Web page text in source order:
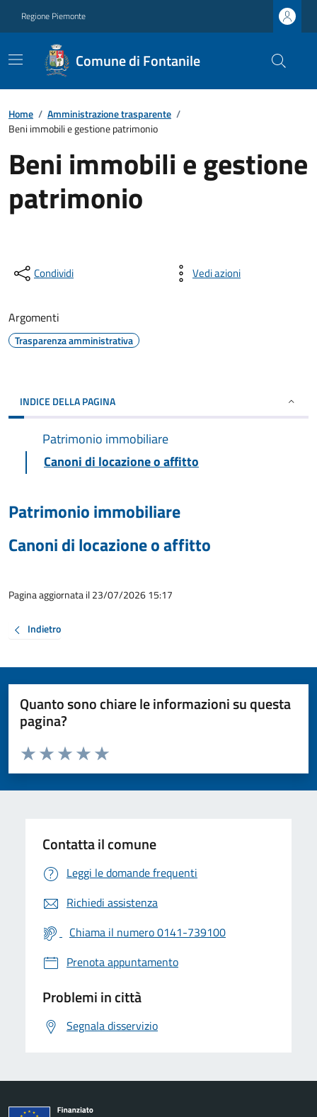
Regione Piemonte
Comune di Fontanile
Home / Amministrazione trasparente /
Beni immobili e gestione patrimonio
Beni immobili e gestione
patrimonio
Condividi Vedi azioni
Argomenti
Trasparenza amministrativa
INDICE DELLA PAGINA
Patrimonio immobiliare
Canoni di locazione o affitto
Patrimonio immobiliare
Canoni di locazione o affitto
Pagina aggiornata il 23/07/2026 15:17
Indietro
Quanto sono chiare le informazioni su questa
pagina?
Valuta da 1 a 5 stelle la pagina
Valuta 5 stelle su 5
Valuta 4 stelle su 5
Valuta 3 stelle su 5
Valuta 2 stelle su 5
Valuta 1 stelle su 5
Contatta il comune
Leggi le domande frequenti
Richiedi assistenza
Chiama il numero 0141-739100
Prenota appuntamento
Problemi in città
Segnala disservizio